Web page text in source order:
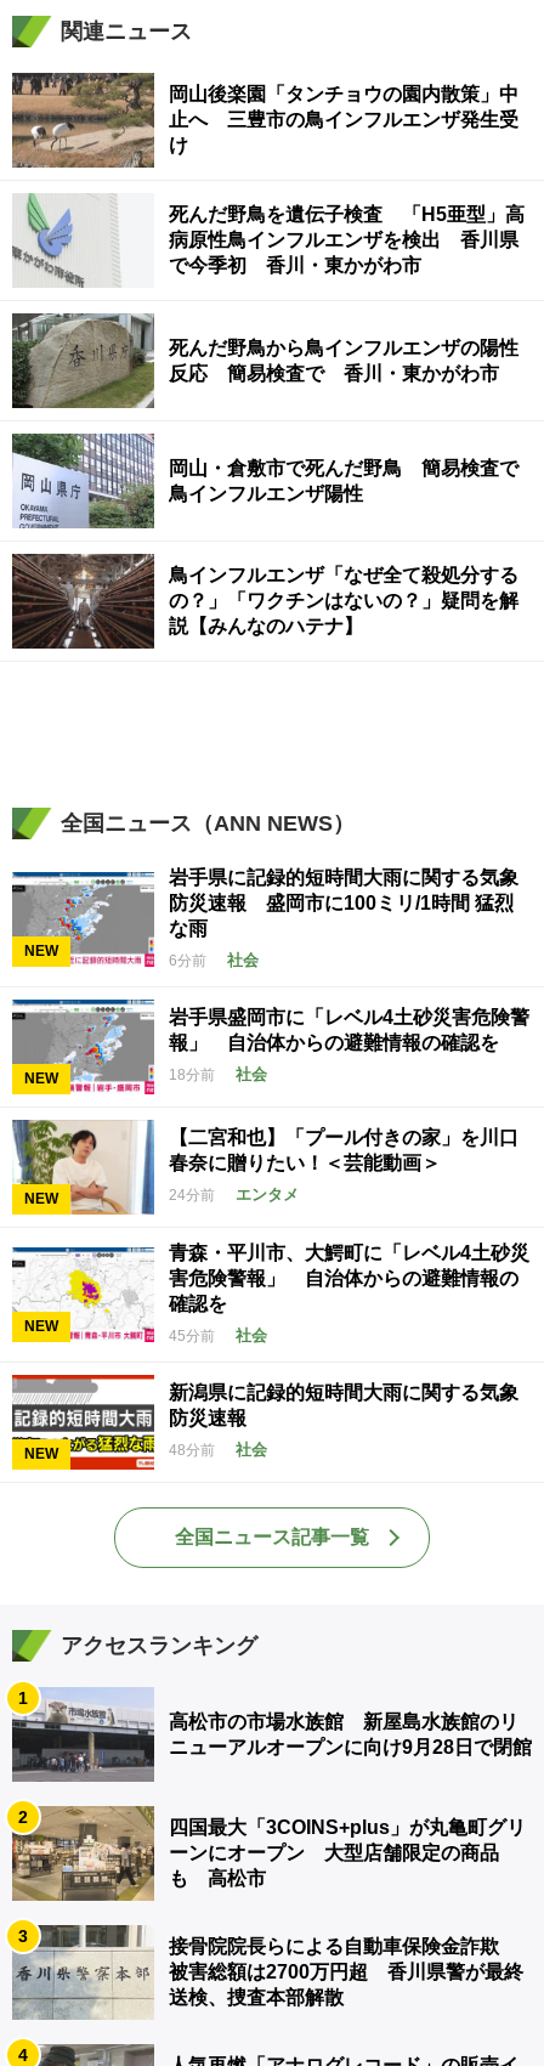
関連ニュース
岡山後楽園「タンチョウの園内散策」中
止へ 三豊市の鳥インフルエンザ発生受
け
死んだ野鳥を遺伝子検査 「H5亜型」高
病原性鳥インフルエンザを検出 香川県
で今季初 香川・東かがわ市
死んだ野鳥から鳥インフルエンザの陽性
反応 簡易検査で 香川・東かがわ市
岡山・倉敷市で死んだ野鳥 簡易検査で
鳥インフルエンザ陽性
鳥インフルエンザ「なぜ全て殺処分する
の？」「ワクチンはないの？」疑問を解
説【みんなのハテナ】
全国ニュース（ANN NEWS）
NEW
岩手県に記録的短時間大雨に関する気象
防災速報 盛岡市に100ミリ/1時間 猛烈
な雨
6分前 社会
NEW
岩手県盛岡市に「レベル4土砂災害危険警
報」 自治体からの避難情報の確認を
18分前 社会
NEW
【二宮和也】「プール付きの家」を川口
春奈に贈りたい！＜芸能動画＞
24分前 エンタメ
NEW
青森・平川市、大鰐町に「レベル4土砂災
害危険警報」 自治体からの避難情報の
確認を
45分前 社会
NEW
新潟県に記録的短時間大雨に関する気象
防災速報
48分前 社会
全国ニュース記事一覧
アクセスランキング
1
高松市の市場水族館 新屋島水族館のリ
ニューアルオープンに向け9月28日で閉館
2
四国最大「3COINS+plus」が丸亀町グリ
ーンにオープン 大型店舗限定の商品
も 高松市
3
接骨院院長らによる自動車保険金詐欺
被害総額は2700万円超 香川県警が最終
送検、捜査本部解散
4